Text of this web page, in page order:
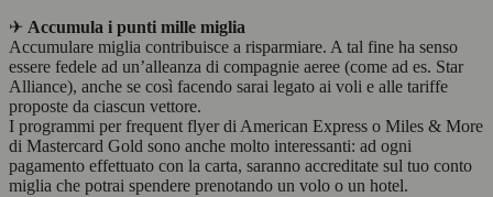
✈ Accumula i punti mille miglia
Accumulare miglia contribuisce a risparmiare. A tal fine ha senso
essere fedele ad un’alleanza di compagnie aeree (come ad es. Star
Alliance), anche se così facendo sarai legato ai voli e alle tariffe
proposte da ciascun vettore.
I programmi per frequent flyer di American Express o Miles & More
di Mastercard Gold sono anche molto interessanti: ad ogni
pagamento effettuato con la carta, saranno accreditate sul tuo conto
miglia che potrai spendere prenotando un volo o un hotel.